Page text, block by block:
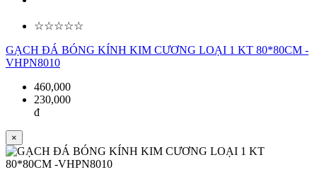
☆☆☆☆☆
GẠCH ĐÁ BÓNG KÍNH KIM CƯƠNG LOẠI 1 KT 80*80CM -
VHPN8010
460,000
230,000
đ
×